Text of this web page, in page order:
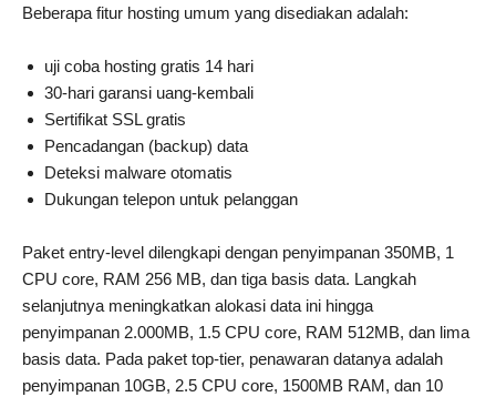
Beberapa fitur hosting umum yang disediakan adalah:
uji coba hosting gratis 14 hari
30-hari garansi uang-kembali
Sertifikat SSL gratis
Pencadangan (backup) data
Deteksi malware otomatis
Dukungan telepon untuk pelanggan
Paket entry-level dilengkapi dengan penyimpanan 350MB, 1
CPU core, RAM 256 MB, dan tiga basis data. Langkah
selanjutnya meningkatkan alokasi data ini hingga
penyimpanan 2.000MB, 1.5 CPU core, RAM 512MB, dan lima
basis data. Pada paket top-tier, penawaran datanya adalah
penyimpanan 10GB, 2.5 CPU core, 1500MB RAM, dan 10